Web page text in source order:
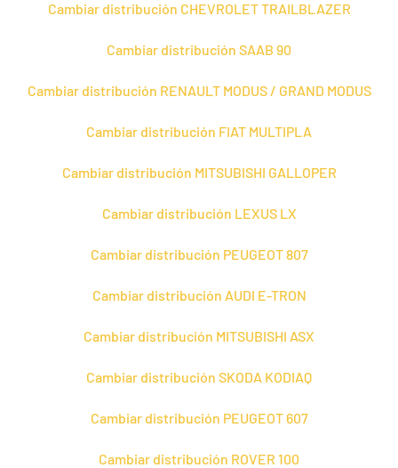
Cambiar distribución CHEVROLET TRAILBLAZER
Cambiar distribución SAAB 90
Cambiar distribución RENAULT MODUS / GRAND MODUS
Cambiar distribución FIAT MULTIPLA
Cambiar distribución MITSUBISHI GALLOPER
Cambiar distribución LEXUS LX
Cambiar distribución PEUGEOT 807
Cambiar distribución AUDI E-TRON
Cambiar distribución MITSUBISHI ASX
Cambiar distribución SKODA KODIAQ
Cambiar distribución PEUGEOT 607
Cambiar distribución ROVER 100